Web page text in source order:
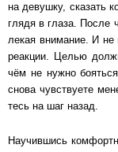
на де­вуш­ку, сказать
глядя в глаза. После
ле­кая вни­ма­ние. И не
ре­ак­ции. Целью
чём не нужно
снова чув­с­т­ву­е­те
тесь на шаг на­зад.
Научившись